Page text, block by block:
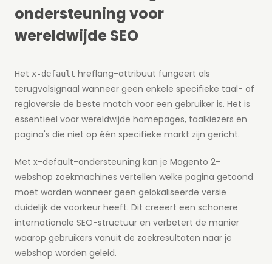
ondersteuning voor
wereldwijde SEO
Het x-default hreflang-attribuut fungeert als
terugvalsignaal wanneer geen enkele specifieke taal- of
regioversie de beste match voor een gebruiker is. Het is
essentieel voor wereldwijde homepages, taalkiezers en
pagina's die niet op één specifieke markt zijn gericht.
Met x-default-ondersteuning kan je Magento 2-
webshop zoekmachines vertellen welke pagina getoond
moet worden wanneer geen gelokaliseerde versie
duidelijk de voorkeur heeft. Dit creëert een schonere
internationale SEO-structuur en verbetert de manier
waarop gebruikers vanuit de zoekresultaten naar je
webshop worden geleid.